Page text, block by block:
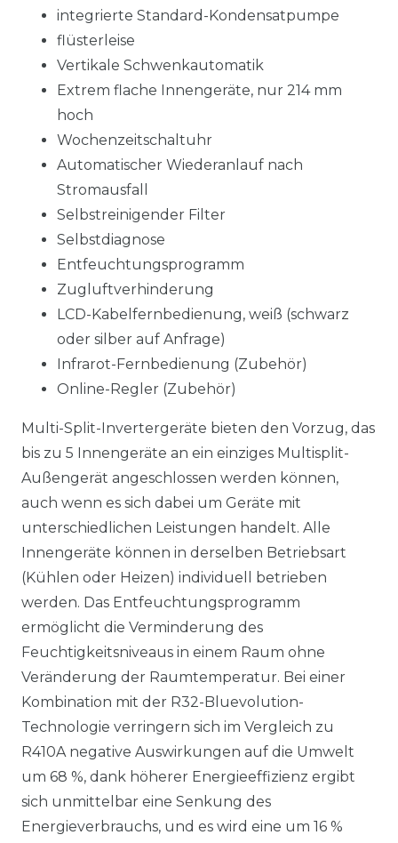
integrierte Standard-Kondensatpumpe
flüsterleise
Vertikale Schwenkautomatik
Extrem flache Innengeräte, nur 214 mm
hoch
Wochenzeitschaltuhr
Automatischer Wiederanlauf nach
Stromausfall
Selbstreinigender Filter
Selbstdiagnose
Entfeuchtungsprogramm
Zugluftverhinderung
LCD-Kabelfernbedienung, weiß (schwarz
oder silber auf Anfrage)
Infrarot-Fernbedienung (Zubehör)
Online-Regler (Zubehör)
Multi-Split-Invertergeräte bieten den Vorzug, das
bis zu 5 Innengeräte an ein einziges Multisplit-
Außengerät angeschlossen werden können,
auch wenn es sich dabei um Geräte mit
unterschiedlichen Leistungen handelt. Alle
Innengeräte können in derselben Betriebsart
(Kühlen oder Heizen) individuell betrieben
werden. Das Entfeuchtungsprogramm
ermöglicht die Verminderung des
Feuchtigkeitsniveaus in einem Raum ohne
Veränderung der Raumtemperatur. Bei einer
Kombination mit der R32-Bluevolution-
Technologie verringern sich im Vergleich zu
R410A negative Auswirkungen auf die Umwelt
um 68 %, dank höherer Energieeffizienz ergibt
sich unmittelbar eine Senkung des
Energieverbrauchs, und es wird eine um 16 %